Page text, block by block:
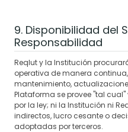
9. Disponibilidad del
Responsabilidad
Reqlut y la Institución
operativa de manera
mantenimiento,
Plataforma se provee "tal
por la ley; ni la Institución ni
indirectos, lucro cesante o
adoptadas por terceros.